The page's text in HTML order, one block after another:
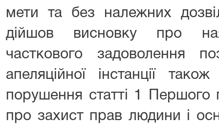
мети та без належних
дійшов висновку про
часткового задоволення
апеляційної інстанції
порушення статті 1 Першого
про захист прав людини і